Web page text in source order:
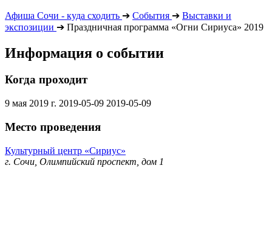
Афиша Сочи - куда сходить ➔ События ➔ Выставки и
экспозиции ➔ Праздничная программа «Огни Сириуса» 2019
Информация о событии
Когда проходит
9 мая 2019 г. 2019-05-09 2019-05-09
Место проведения
Культурный центр «Сириус»
г. Сочи, Олимпийский проспект, дом 1